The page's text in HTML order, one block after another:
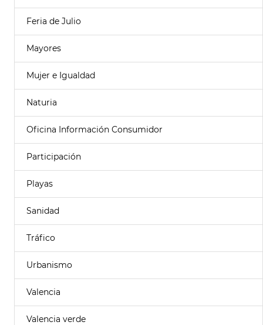
Feria de Julio
Mayores
Mujer e Igualdad
Naturia
Oficina Información Consumidor
Participación
Playas
Sanidad
Tráfico
Urbanismo
Valencia
Valencia verde